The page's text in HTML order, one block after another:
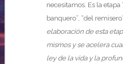
necesitamos. Es la etapa
banquero”, “del
elaboración de esta
mismos y se acelera
ley de la vida y la